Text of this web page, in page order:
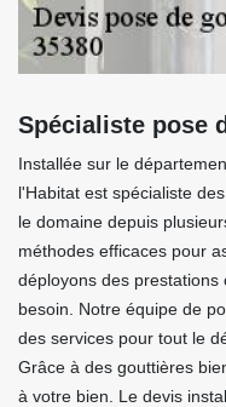
Spécialiste pose
Installée sur le
l'Habitat est spécialiste
le domaine depuis
méthodes efficaces pour
déployons des
besoin. Notre équipe de
des services pour tout le
Grâce à des gouttières
à votre bien. Le devis